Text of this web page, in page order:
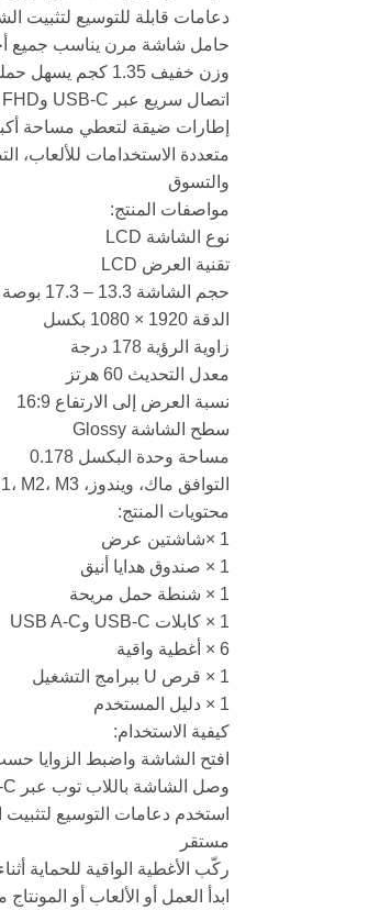
دعامات قابلة للتوسيع لتثبيت
حامل شاشة مرن يناسب جميع
وزن خفيف 1.35 كجم يسهل حملها والتنقل بها
اتصال سريع عبر USB-C وFHD لتشغيل فوري
إطارات ضيقة لتعطي مساحة
متعددة الاستخدامات للألعاب،
والتسوق
مواصفات المنتج:
نوع الشاشة LCD
تقنية العرض LCD
حجم الشاشة 13.3 – 17.3 بوصة
الدقة 1920 × 1080 بكسل
زاوية الرؤية 178 درجة
معدل التحديث 60 هرتز
نسبة العرض إلى الارتفاع 16:9
سطح الشاشة Glossy
مساحة وحدة البكسل 0.178
التوافق ماك، ويندوز، M1، M2، M3
محتويات المنتج:
1 ×شاشتين عرض
1 × صندوق هدايا أنيق
1 × شنطة حمل مريحة
1 × كابلات USB-C وUSB A-C
6 × أغطية واقية
1 × قرص U ببرامج التشغيل
1 × دليل المستخدم
كيفية الاستخدام:
افتح الشاشة واضبط الزوايا
وصل الشاشة باللاب توب عبر USB-C أو FHD
استخدم دعامات التوسيع
مستقر
ركّب الأغطية الواقية للحماية
ابدأ العمل أو الألعاب أو